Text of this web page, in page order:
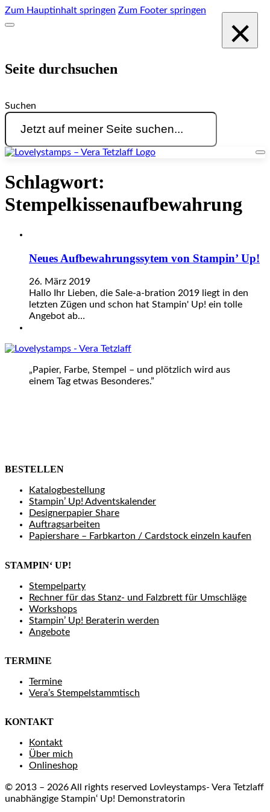
Zum Hauptinhalt springen Zum Footer springen
Seite durchsuchen
Suchen
×
Schlagwort:
Stempelkissenaufbewahrung
Neues Aufbewahrungssytem von Stampin’ Up!
26. März 2019
Hallo Ihr Lieben, die Sale-a-bration 2019 liegt in den
letzten Zügen und schon hat Stampin' Up! ein tolle
Angebot ab…
„Papier, Farbe, Stempel – und plötzlich wird aus
einem Tag etwas Besonderes.”
BESTELLEN
Katalogbestellung
Stampin’ Up! Adventskalender
Designerpapier Share
Auftragsarbeiten
Papiershare – Farbkarton / Cardstock einzeln kaufen
STAMPIN‘ UP!
Stempelparty
Rechner für das Stanz- und Falzbrett für Umschläge
Workshops
Stampin’ Up! Beraterin werden
Angebote
TERMINE
Termine
Vera’s Stempelstammtisch
KONTAKT
Kontakt
Über mich
Onlineshop
© 2013 – 2026 All rights reserved Lovleystamps- Vera Tetzlaff
unabhängige Stampin‘ Up! Demonstratorin